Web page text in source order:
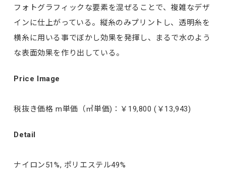
フォトグラフィックな要素を混ぜることで、複雑なデザ
インに仕上がっている。縦糸のみプリントし、透明糸を
横糸に用いる事でぼかし効果を発揮し、まるで水のよう
な表面効果を作り出している。
Price Image
税抜き価格 m単価（㎡単価)：￥19,800 (￥13,943)
Detail
ナイロン51%, ポリエステル49%